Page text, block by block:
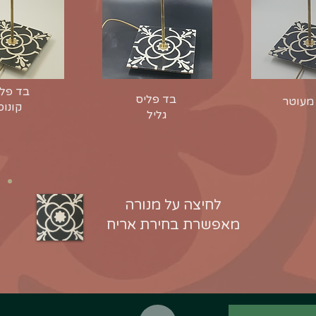
בד
בד פליס
גליל
לחיצה על מנורה
מאפשרת בחירת אריח